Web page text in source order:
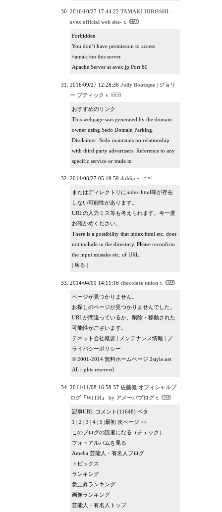
2016/10/27 17:44:22 TAMAKI HIROSHI -
avex official web site-
Forbidden
You don’t have permission to access
/tamaki/on this server.
Apache Server at avex.jp Port 80
2016/09/27 12:28:38 Jolly Boutique | ジョリ
ー ブティック
おすすめのリンク
This webpage was generated by the domain
owner using Sedo Domain Parking.
Disclaimer: Sedo maintains no relationship
with third party advertisers. Reference to any
specific service or trade m
2014/08/27 05:19:59 dahlia
またはディレクトリにindex.html等が存在
しない可能性があります。
URLの入力ミス等も考えられます。今一度
お確かめください。
There is a possibility that index.html etc. does
not include in the directory. Please reconfirm
the input mistake etc. of URL.
| 戻る |
2014/04/01 14:11:16 chocolate union
ページが見つかりません。
お探しのページが見つかりませんでした。
URLが間違っているか、削除・移動された
可能性がございます。
デネット会社概要 | メンテナンス情報 | プ
ライバシーポリシー
© 2001-2014 無料ホームページ 2style.net
All rights reserved.
2011/11/08 16:58:37 佐藤健 オフィシャルブ
ログ『WITH』 by アメーバブログ
記事URL コメント(11648) ペタ
1 | 2 | 3 | 4 | 5 |最初 次ページ >>
このブログの読者になる（チェック）
フォトアルバムを見る
Ameba 芸能人・有名人ブログ
トピックス
ランキング
急上昇ランキング
画像ランキング
芸能人・有名人トップ